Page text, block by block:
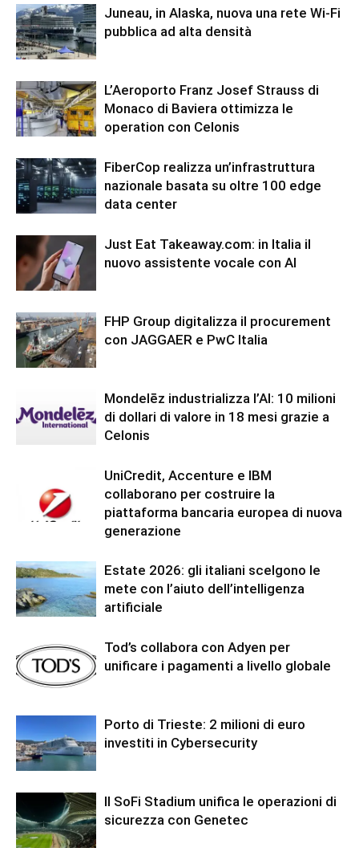
Juneau, in Alaska, nuova una rete Wi-Fi
pubblica ad alta densità
L’Aeroporto Franz Josef Strauss di
Monaco di Baviera ottimizza le
operation con Celonis
FiberCop realizza un’infrastruttura
nazionale basata su oltre 100 edge
data center
Just Eat Takeaway.com: in Italia il
nuovo assistente vocale con AI
FHP Group digitalizza il procurement
con JAGGAER e PwC Italia
Mondelēz industrializza l’AI: 10 milioni
di dollari di valore in 18 mesi grazie a
Celonis
UniCredit, Accenture e IBM
collaborano per costruire la
piattaforma bancaria europea di nuova
generazione
Estate 2026: gli italiani scelgono le
mete con l’aiuto dell’intelligenza
artificiale
Tod’s collabora con Adyen per
unificare i pagamenti a livello globale
Porto di Trieste: 2 milioni di euro
investiti in Cybersecurity
Il SoFi Stadium unifica le operazioni di
sicurezza con Genetec